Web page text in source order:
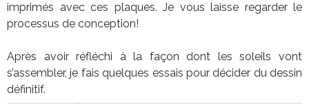
imprimés avec ces plaques. Je vous laisse regarder le
processus de conception!
Après avoir réfléchi à la façon dont les soleils vont
s’assembler, je fais quelques essais pour décider du dessin
définitif.